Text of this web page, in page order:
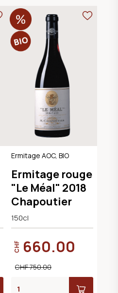
Ermitage AOC, BIO
Ermitage rouge
"Le Méal" 2018
Chapoutier
150cl
CHF 660.00
CHF 750.00